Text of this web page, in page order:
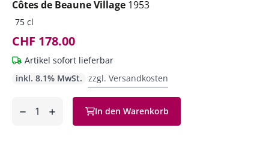
Côtes de Beaune Village 1953
75 cl
CHF 178.00
Artikel sofort lieferbar
inkl. 8.1% MwSt. zzgl. Versandkosten
In den Warenkorb